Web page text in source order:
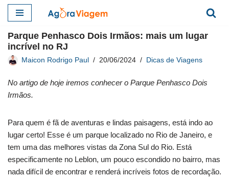
para
o
conteúdo
Parque Penhasco Dois Irmãos: mais um lugar
incrível no RJ
Maicon Rodrigo Paul 20/06/2024 Dicas de Viagens
No artigo de hoje iremos conhecer o Parque Penhasco Dois
Irmãos.
Para quem é fã de aventuras e lindas paisagens, está indo ao
lugar certo! Esse é um parque localizado no Rio de Janeiro, e
tem uma das melhores vistas da Zona Sul do Rio. Está
especificamente no Leblon, um pouco escondido no bairro, mas
nada difícil de encontrar e renderá incríveis fotos de recordação.